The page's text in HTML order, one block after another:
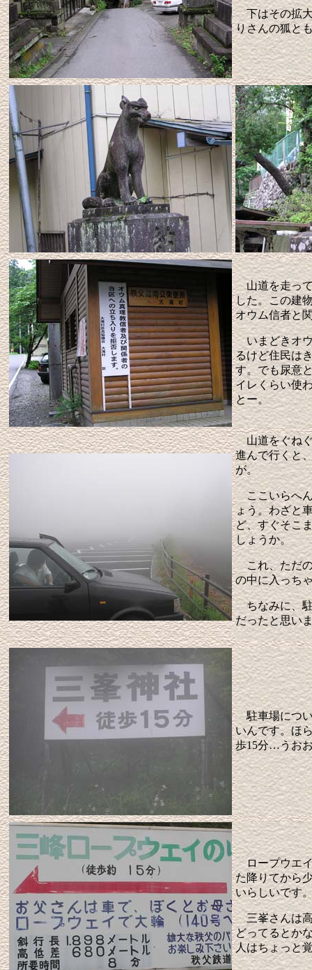
下はその拡大
りさんの狐と
山道を走って
した。この建
オウム信者と
いまどきオウ
るけど住民は
す。でも尿意
イレくらい使
とー。
山道をぐねぐ
進んで行くと
が。
ここいらへ
ょう。わざと
ど、すぐそこ
しょうか。
これ、ただ
の中に入っち
ちなみに、駐
だったと思い
駐車場につい
いんです。ほ
歩15分…うお
ロープウエイ
た降りてから
いらしいです
三峯さんは高
どってるとか
人はちょっと